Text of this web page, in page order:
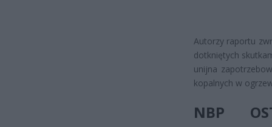
Autorzy raportu
dotkniętych
unijna
kopalnych w
NBP